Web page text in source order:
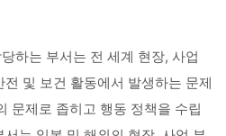
하는 부서는 전 세계 현장, 사업
및 보건 활동에서 발생하는 문제
문제로 좁히고 행동 정책을 수립